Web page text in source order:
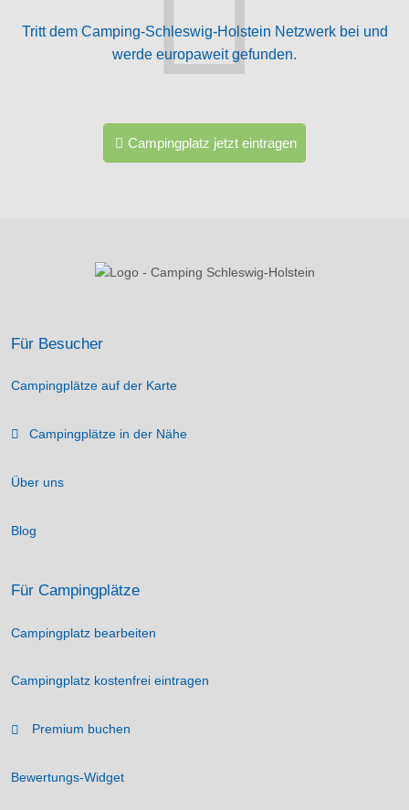
Tritt dem Camping-Schleswig-Holstein Netzwerk bei und
werde europaweit gefunden.
Campingplatz jetzt eintragen
Für Besucher
Campingplätze auf der Karte
Campingplätze in der Nähe
Über uns
Blog
Für Campingplätze
Campingplatz bearbeiten
Campingplatz kostenfrei eintragen
Premium buchen
Bewertungs-Widget